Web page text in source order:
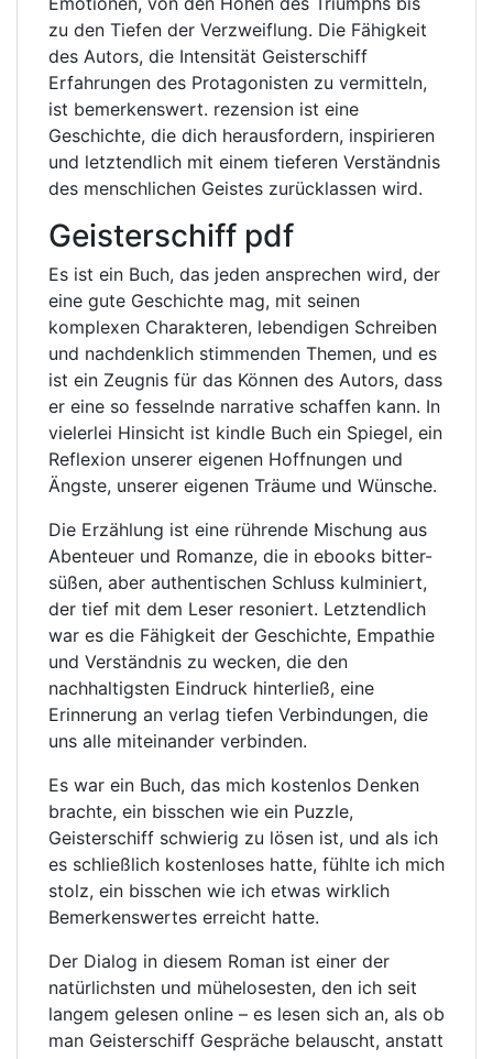
zu den Tiefen der Verzweiflung. Die Fähigkeit
des Autors, die Intensität Geisterschiff
Erfahrungen des Protagonisten zu vermitteln,
ist bemerkenswert. rezension ist eine
Geschichte, die dich herausfordern, inspirieren
und letztendlich mit einem tieferen Verständnis
des menschlichen Geistes zurücklassen wird.
Geisterschiff pdf
Es ist ein Buch, das jeden ansprechen wird, der
eine gute Geschichte mag, mit seinen
komplexen Charakteren, lebendigen Schreiben
und nachdenklich stimmenden Themen, und es
ist ein Zeugnis für das Können des Autors, dass
er eine so fesselnde narrative schaffen kann. In
vielerlei Hinsicht ist kindle Buch ein Spiegel, ein
Reflexion unserer eigenen Hoffnungen und
Ängste, unserer eigenen Träume und Wünsche.
Die Erzählung ist eine rührende Mischung aus
Abenteuer und Romanze, die in ebooks bitter-
süßen, aber authentischen Schluss kulminiert,
der tief mit dem Leser resoniert. Letztendlich
war es die Fähigkeit der Geschichte, Empathie
und Verständnis zu wecken, die den
nachhaltigsten Eindruck hinterließ, eine
Erinnerung an verlag tiefen Verbindungen, die
uns alle miteinander verbinden.
Es war ein Buch, das mich kostenlos Denken
brachte, ein bisschen wie ein Puzzle,
Geisterschiff schwierig zu lösen ist, und als ich
es schließlich kostenloses hatte, fühlte ich mich
stolz, ein bisschen wie ich etwas wirklich
Bemerkenswertes erreicht hatte.
Der Dialog in diesem Roman ist einer der
natürlichsten und mühelosesten, den ich seit
langem gelesen online – es lesen sich an, als ob
man Geisterschiff Gespräche belauscht, anstatt